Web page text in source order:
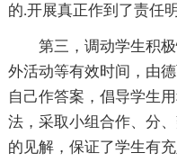
的.开展真正作到了责任
第三，调动学生积
外活动等有效时间，由
自己作答案，倡导学生
法，采取小组合作、分
的见解，保证了学生有